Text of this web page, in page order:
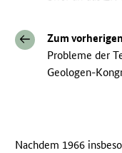
Zum
Probleme der
Geologen-
Nachdem 1966